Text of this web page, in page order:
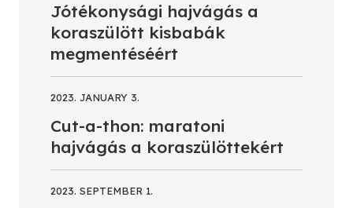
Jótékonysági hajvágás a
koraszülött kisbabák
megmentéséért
2023. JANUARY 3.
Cut-a-thon: maratoni
hajvágás a koraszülöttekért
2023. SEPTEMBER 1.